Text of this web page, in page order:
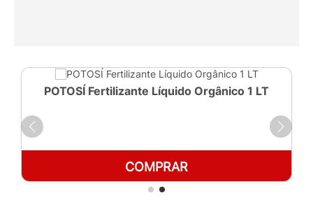
POTOSÍ Fertilizante Líquido Orgânico 1 LT
COMPRAR